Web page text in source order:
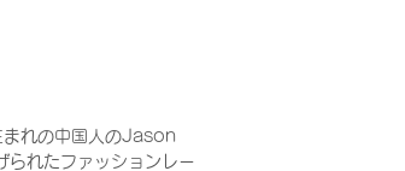
れの中国人のJason
れたファッションレー